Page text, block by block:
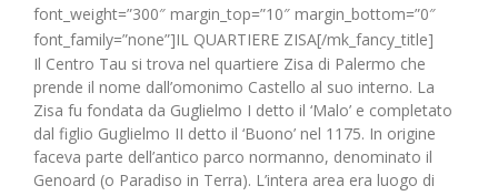
font_weight=”300″ margin_top=”10″ margin_bottom=”0″
font_family=”none”]IL QUARTIERE ZISA[/mk_fancy_title]
Il Centro Tau si trova nel quartiere Zisa di Palermo che
prende il nome dall’omonimo Castello al suo interno. La
Zisa fu fondata da Guglielmo I detto il ‘Malo’ e completato
dal figlio Guglielmo II detto il ‘Buono’ nel 1175. In origine
faceva parte dell’antico parco normanno, denominato il
Genoard (o Paradiso in Terra). L’intera area era luogo di